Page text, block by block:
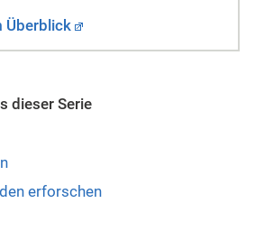
Überblick
dieser Serie
erforschen